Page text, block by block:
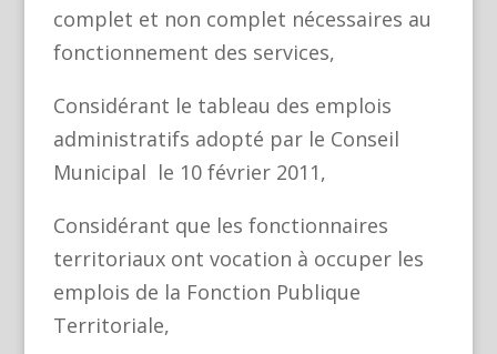
complet et non complet nécessaires au
fonctionnement des services,
Considérant le tableau des emplois
administratifs adopté par le Conseil
Municipal le 10 février 2011,
Considérant que les fonctionnaires
territoriaux ont vocation à occuper les
emplois de la Fonction Publique
Territoriale,